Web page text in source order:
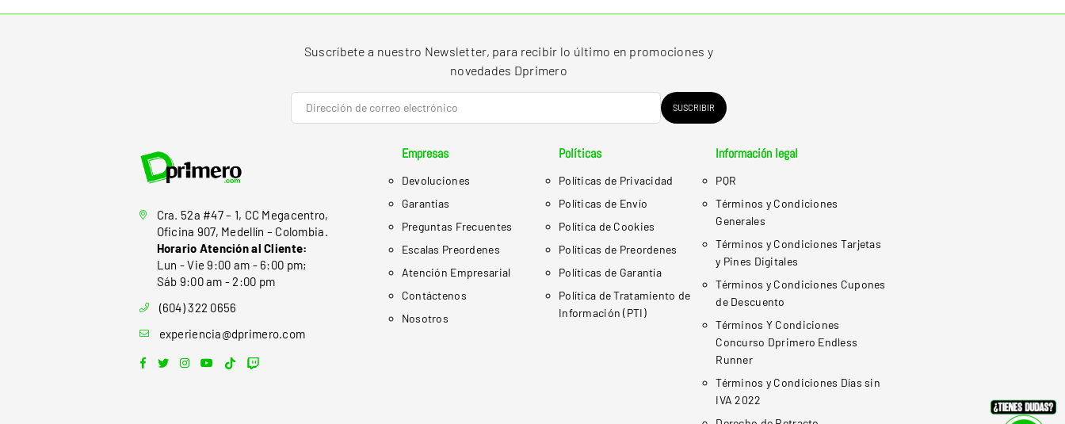
Suscríbete a nuestro Newsletter, para recibir lo último en promociones y
novedades Dprimero
SUSCRIBIR
Cra. 52a #47 – 1, CC Megacentro,
Oficina 907, Medellín – Colombia.
Horario Atención al Cliente:
Lun - Vie 9:00 am - 6:00 pm;
Sáb 9:00 am - 2:00 pm
(604) 322 0656
experiencia@dprimero.com
Facebook
TwitterInstagramYouTube
TikTokTwitch
Empresas
Devoluciones
Garantías
Preguntas Frecuentes
Escalas Preordenes
Atención Empresarial
Contáctenos
Nosotros
Políticas
Políticas de Privacidad
Políticas de Envío
Política de Cookies
Políticas de Preordenes
Políticas de Garantía
Política de Tratamiento de
Información (PTI)
Información legal
PQR
Términos y Condiciones
Generales
Términos y Condiciones Tarjetas
y Pines Digitales
Términos y Condiciones Cupones
de Descuento
Términos Y Condiciones
Concurso Dprimero Endless
Runner
Términos y Condiciones Días sin
IVA 2022